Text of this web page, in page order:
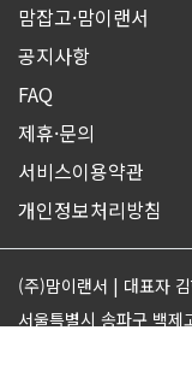
맘잡고·맘이랜서
공지사항
FAQ
제휴·문의
서비스이용약관
개인정보처리방침
(주)맘이랜서 | 대표자
서울특별시 송파구 백